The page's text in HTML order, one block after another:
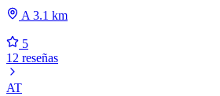
A 3.1 km
5
12 reseñas
AT